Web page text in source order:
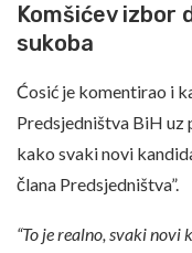
Komšićev izbor
sukoba
Ćosić je komentirao i
Predsjedništva BiH
kako svaki novi
člana Predsjedništva”.
“To je realno, svaki